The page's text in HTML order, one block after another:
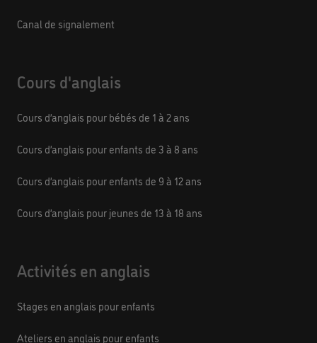
Canal de signalement
Cours d'anglais
Cours d’anglais pour bébés de 1 à 2 ans
Cours d’anglais pour enfants de 3 à 8 ans
Cours d’anglais pour enfants de 9 à 12 ans
Cours d’anglais pour jeunes de 13 à 18 ans
Activités en anglais
Stages en anglais pour enfants
Ateliers en anglais pour enfants